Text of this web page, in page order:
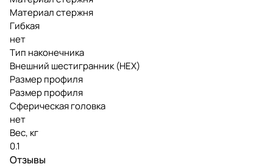
Материал стержня
Гибкая
нет
Тип наконечника
Внешний шестигранник (HEX)
Размер профиля
Размер профиля
Сферическая головка
нет
Вес, кг
0.1
Отзывы